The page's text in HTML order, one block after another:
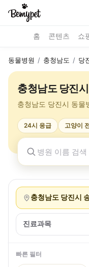
홈 콘텐츠 쇼
동물병원 / 충청남도 / 당
충청남도 당진
충청남도 당진시 동물
24시 응급 고양이
충청남도 당진시
진료과목
빠른 필터